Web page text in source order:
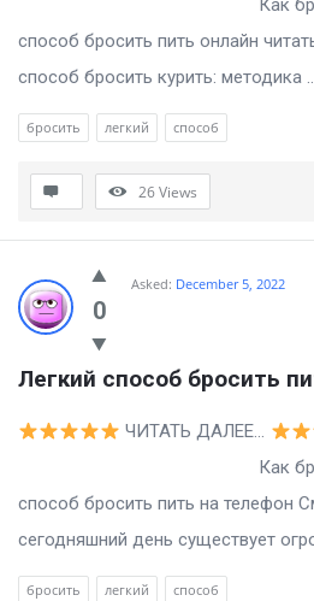
Как бросить
способ бросить пить онлайн
способ бросить курить: методика
бросить легкий способ
26Views
0
Asked: December 5, 2022
Легкий способ бросить
ЧИТАТЬ ДАЛЕЕ…
Как бросить
способ бросить пить на телефон
сегодняшний день существует
бросить легкий способ